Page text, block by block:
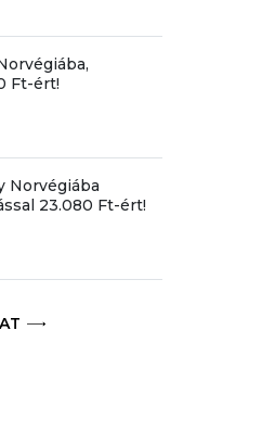
Ft-ért!
Norvégiába
23.080 Ft-ért!